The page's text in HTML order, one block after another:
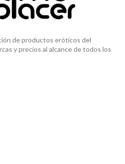
de productos eróticos del
y precios al alcance de todos los